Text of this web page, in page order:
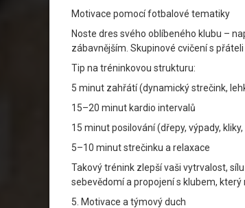
Motivace pomocí fotbalové tematiky
Noste dres svého oblíbeného klubu –
zábavnějším. Skupinové cvičení s
Tip na tréninkovou strukturu:
5 minut zahřátí (dynamický strečink,
15–20 minut kardio intervalů
15 minut posilování (dřepy, výpady,
5–10 minut strečinku a relaxace
Takový trénink zlepší vaši vytrvalost,
sebevědomí a propojení s klubem, který
5. Motivace a týmový duch